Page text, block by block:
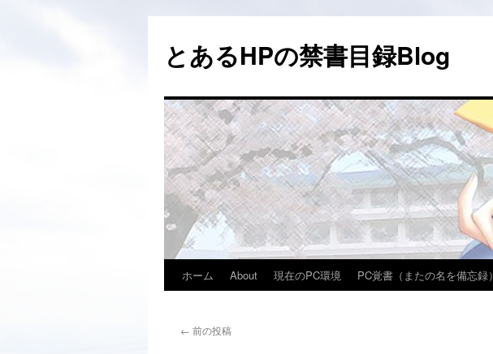
テ
ン
へ
ス
キ
ッ
とあるHPの禁書目録Blog
ホーム About 現在のPC環境 PC覚書（またの名を備忘録）
← 前の投稿